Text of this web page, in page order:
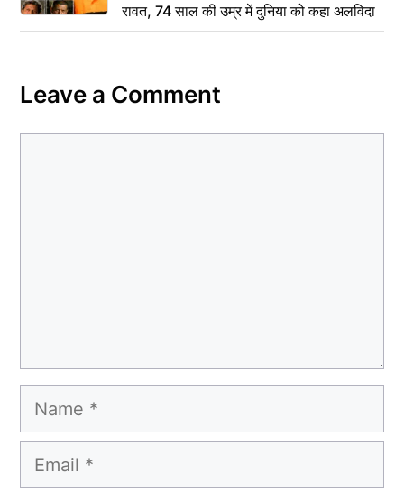
रावत, 74 साल की उम्र में दुनिया को कहा अलविदा
Leave a Comment
Name
Email